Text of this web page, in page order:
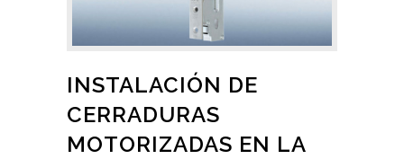
INSTALACIÓN DE
CERRADURAS
MOTORIZADAS EN LA